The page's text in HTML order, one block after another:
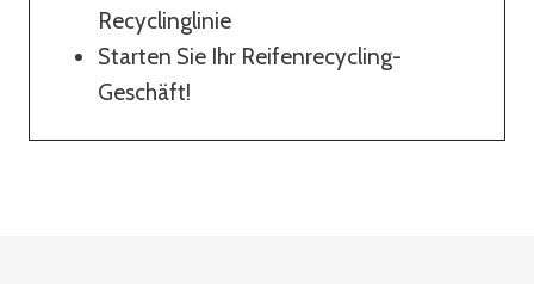
Recyclinglinie
Starten Sie Ihr Reifenrecycling-
Geschäft!